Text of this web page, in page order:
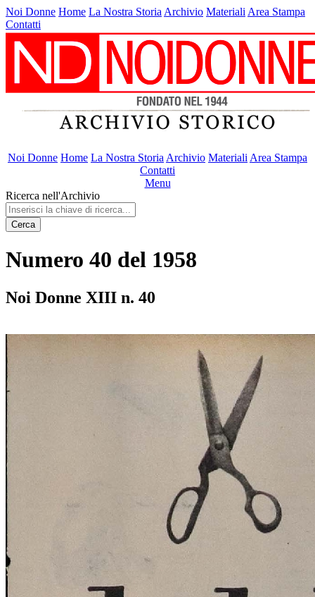
Noi Donne Home La Nostra Storia Archivio Materiali Area Stampa
Contatti
Noi Donne Home La Nostra Storia Archivio Materiali Area Stampa
Contatti
Menu
Ricerca nell'Archivio
Cerca
Numero 40 del 1958
Noi Donne XIII n. 40